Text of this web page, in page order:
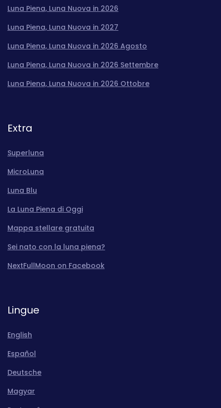
Luna Piena, Luna Nuova in 2026
Luna Piena, Luna Nuova in 2027
Luna Piena, Luna Nuova in 2026 Agosto
Luna Piena, Luna Nuova in 2026 Settembre
Luna Piena, Luna Nuova in 2026 Ottobre
Extra
Superluna
MicroLuna
Luna Blu
La Luna Piena di Oggi
Mappa stellare gratuita
Sei nato con la luna piena?
NextFullMoon on Facebook
Lingue
English
Español
Deutsche
Magyar